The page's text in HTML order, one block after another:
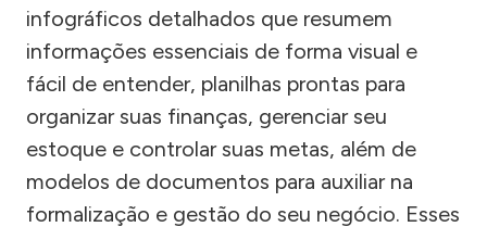
infográficos detalhados que resumem
informações essenciais de forma visual e
fácil de entender, planilhas prontas para
organizar suas finanças, gerenciar seu
estoque e controlar suas metas, além de
modelos de documentos para auxiliar na
formalização e gestão do seu negócio. Esses